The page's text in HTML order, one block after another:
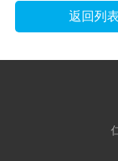
返回列表